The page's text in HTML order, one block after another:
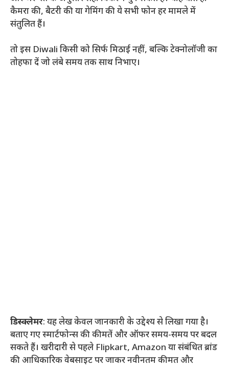
कैमरा की, बैटरी की या गेमिंग की ये सभी फोन हर मामले में
संतुलित हैं।
तो इस Diwali किसी को सिर्फ मिठाई नहीं, बल्कि टेक्नोलॉजी का
तोहफा दें जो लंबे समय तक साथ निभाए।
डिस्क्लेमर: यह लेख केवल जानकारी के उद्देश्य से लिखा गया है।
बताए गए स्मार्टफोन्स की कीमतें और ऑफर समय-समय पर बदल
सकते हैं। खरीदारी से पहले Flipkart, Amazon या संबंधित ब्रांड
की आधिकारिक वेबसाइट पर जाकर नवीनतम कीमत और